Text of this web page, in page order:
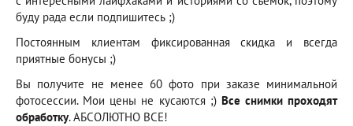
буду рада если подпишитесь ;)
Постоянным клиентам фиксированная скидка и всегда
приятные бонусы ;)
Вы получите не менее 60 фото при заказе минимальной
фотосессии. Мои цены не кусаются ;) Все снимки проходят
обработку. АБСОЛЮТНО ВСЕ!